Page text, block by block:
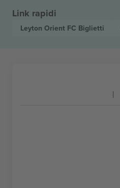
Link rapidi
Leyton Orient FC Biglietti